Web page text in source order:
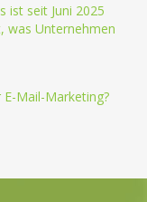
ist seit Juni 2025
was Unternehmen
Mail-Marketing?